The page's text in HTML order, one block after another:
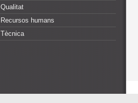
Qualitat
Recursos humans
Tècnica